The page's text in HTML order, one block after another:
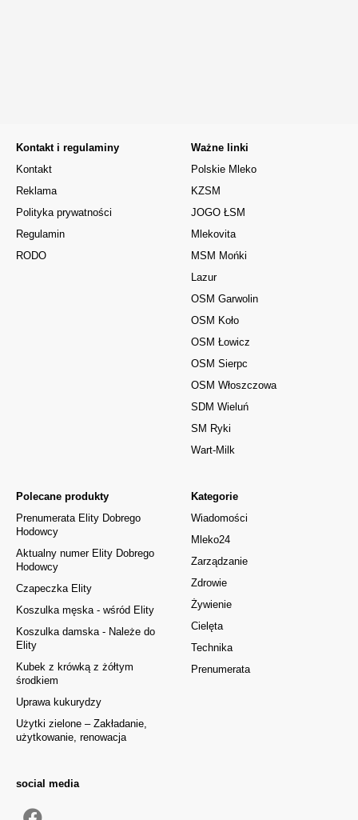
Kontakt i regulaminy
Kontakt
Reklama
Polityka prywatności
Regulamin
RODO
Kategorie
Wiadomości
Mleko24
Zarządzanie
Zdrowie
Żywienie
Cielęta
Technika
Prenumerata
Polecane produkty
Prenumerata Elity Dobrego
Hodowcy
Aktualny numer Elity Dobrego
Hodowcy
Czapeczka Elity
Koszulka męska - wśród Elity
Koszulka damska - Należe do
Elity
Kubek z krówką z żółtym
środkiem
Uprawa kukurydzy
Użytki zielone – Zakładanie,
użytkowanie, renowacja
Ważne linki
Polskie Mleko
KZSM
JOGO ŁSM
Mlekovita
MSM Mońki
Lazur
OSM Garwolin
OSM Koło
OSM Łowicz
OSM Sierpc
OSM Włoszczowa
SDM Wieluń
SM Ryki
Wart-Milk
social media